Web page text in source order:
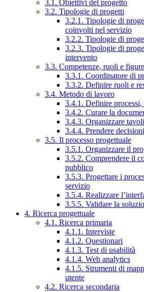
3.1. Obiettivi del progetto
3.2. Tipologie di progetti
3.2.1. Tipologie di
coinvolti nel servizio
3.2.2. Tipologie di
3.2.3. Tipologie di
intervento
3.3. Competenze, ruoli e
3.3.1. Coordinatore di
3.3.2. Definire ruoli e
3.4. Metodo di lavoro
3.4.1. Definire
3.4.2. Curare la
3.4.3. Organizzare
3.4.4. Prendere decisioni
3.5. Il processo progettuale
3.5.1. Organizzare il
3.5.2. Comprendere il
pubblico
3.5.3. Progettare i
servizio
3.5.4. Realizzare
3.5.5. Validare la
4. Ricerca progettuale
4.1. Ricerca primaria
4.1.1. Interviste
4.1.2. Questionari
4.1.3. Test di usabilità
4.1.4. Web analytics
4.1.5. Strumenti di
utente
4.2. Ricerca secondaria